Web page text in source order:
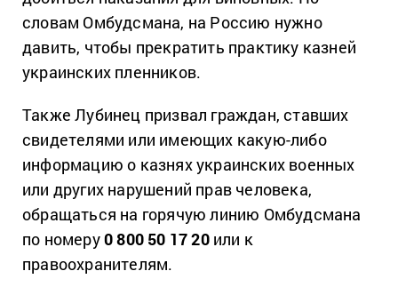
словам Омбудсмана, на Россию нужно
давить, чтобы прекратить практику казней
украинских пленников.
Также Лубинец призвал граждан, ставших
свидетелями или имеющих какую-либо
информацию о казнях украинских военных
или других нарушений прав человека,
обращаться на горячую линию Омбудсмана
по номеру0 800 50 17 20или к
правоохранителям.